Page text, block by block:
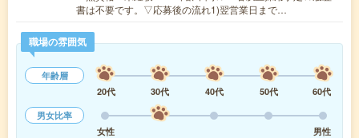
書は不要です。▽応募後の流れ1)翌営業日まで…
職場の雰囲気
年齢層
20代
30代 40代 50代
60代
男女比率
女性
男性